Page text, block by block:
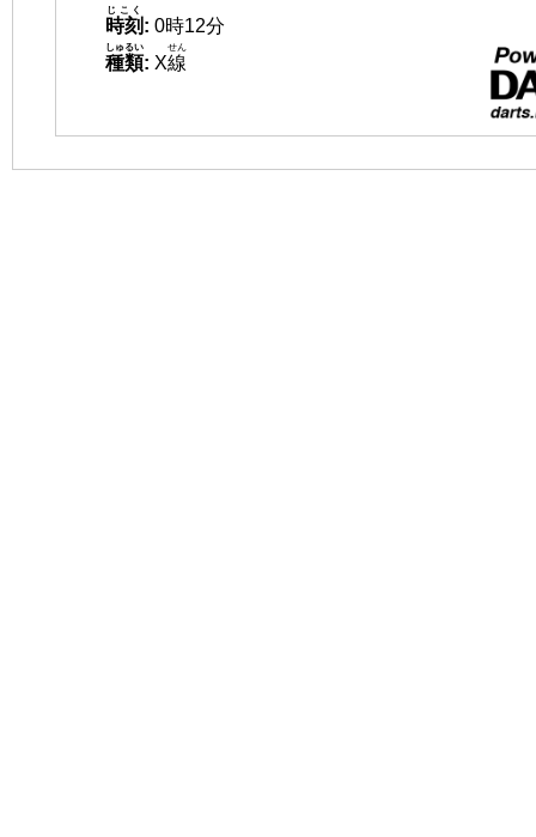
時刻
じこく
: 0時12分
種類
しゅるい
: X線
せん